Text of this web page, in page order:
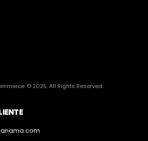
© 2025. All Rights Reserved